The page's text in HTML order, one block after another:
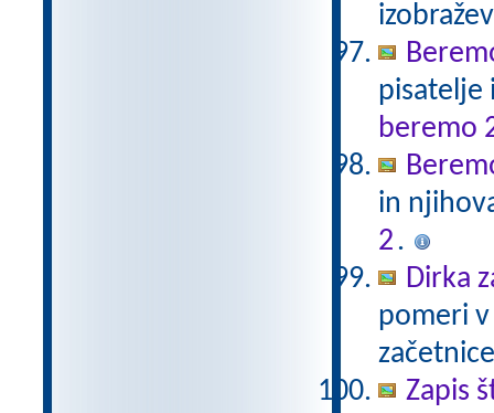
pisatelje
beremo
in
2.
Dirka
pomeri
Zapis